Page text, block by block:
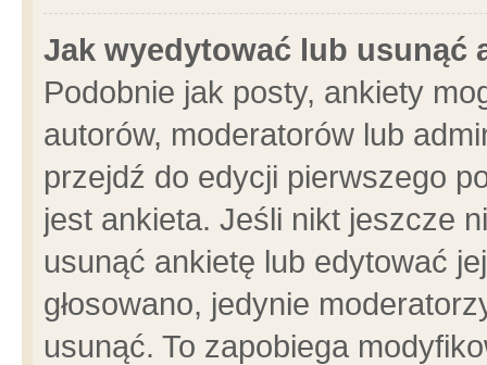
Jak wyedytować lub usunąć
Podobnie jak posty, ankiety
autorów, moderatorów lub
przejdź do edycji pierwszego
jest ankieta. Jeśli nikt jeszcze
usunąć ankietę lub edytować
głosowano, jedynie
usunąć. To zapobiega